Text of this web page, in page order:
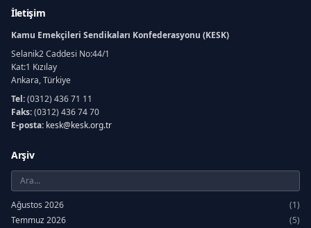
İletişim
Kamu Emekçileri Sendikaları Konfederasyonu (KESK)
Selanik2 Caddesi No:44/1
Kat:1 Kızılay
Ankara, Türkiye
Tel:(0312) 436 71 11
Faks:(0312) 436 74 70
E-posta: kesk@kesk.org.tr
Arşiv
Ağustos 2026
(1)
Temmuz 2026
(5)